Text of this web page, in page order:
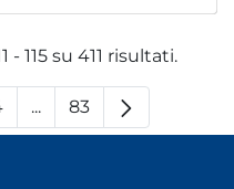
- 115 su 411 risultati.
...Pagine intermedie
Pagina
83